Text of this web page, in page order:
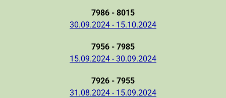
7986 - 8015
30.09.2024 - 15.10.2024
7956 - 7985
15.09.2024 - 30.09.2024
7926 - 7955
31.08.2024 - 15.09.2024